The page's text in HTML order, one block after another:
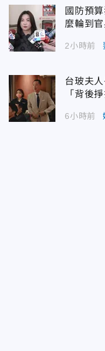
國防預
麼輪到
2小時前
台玻夫
「背後掙
6小時前